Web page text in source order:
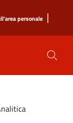
personale |